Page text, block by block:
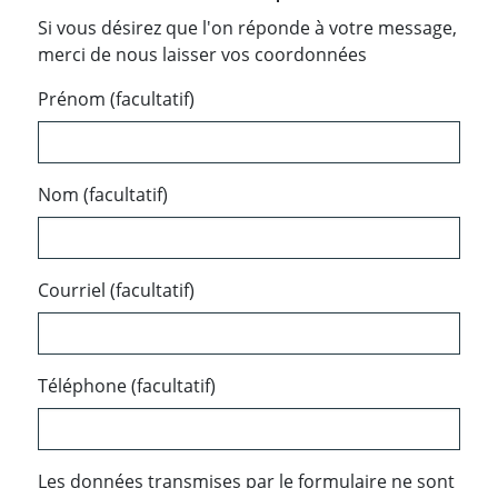
Si vous désirez que l'on réponde à votre message,
merci de nous laisser vos coordonnées
Prénom (facultatif)
Nom (facultatif)
Courriel (facultatif)
Téléphone (facultatif)
Les données transmises par le formulaire ne sont